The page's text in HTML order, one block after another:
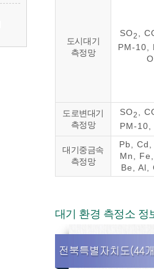
도시대기
측정망
SO2
,
PM-10,
O
도로변대기
측정망
SO2
,
PM-
대기중금속
측정망
Pb,
Mn,
Be, Al,
대기 환경 측정소 정